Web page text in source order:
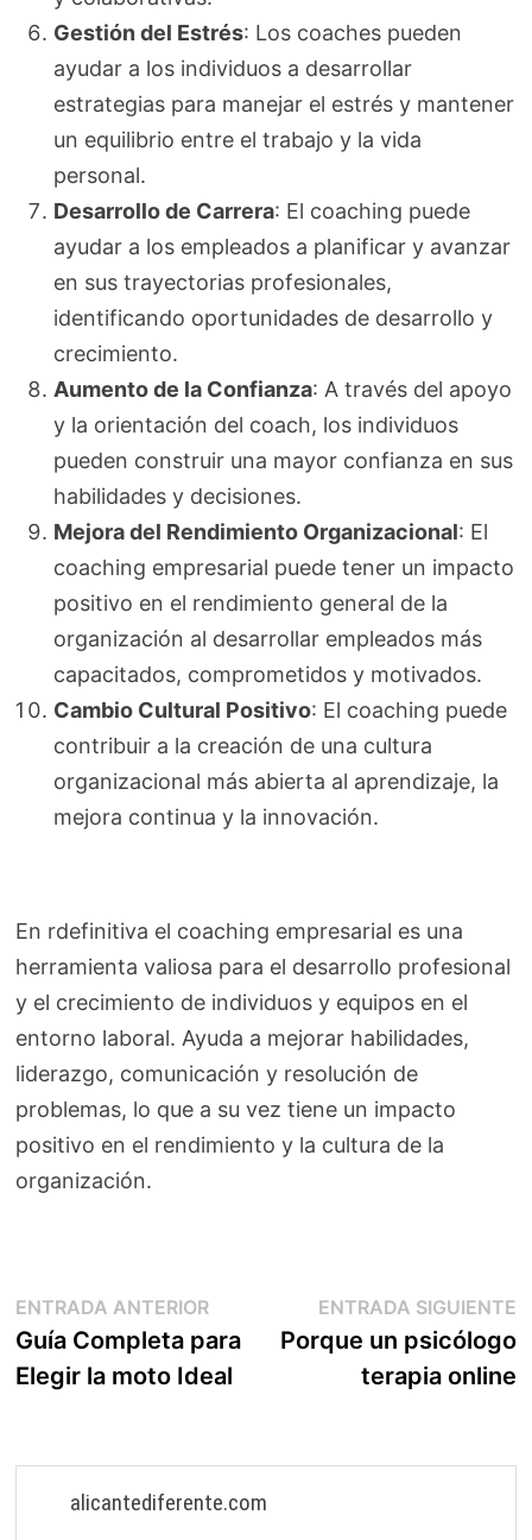
Gestión del Estrés: Los coaches pueden
ayudar a los individuos a desarrollar
estrategias para manejar el estrés y mantener
un equilibrio entre el trabajo y la vida
personal.
Desarrollo de Carrera: El coaching puede
ayudar a los empleados a planificar y avanzar
en sus trayectorias profesionales,
identificando oportunidades de desarrollo y
crecimiento.
Aumento de la Confianza: A través del apoyo
y la orientación del coach, los individuos
pueden construir una mayor confianza en sus
habilidades y decisiones.
Mejora del Rendimiento Organizacional: El
coaching empresarial puede tener un impacto
positivo en el rendimiento general de la
organización al desarrollar empleados más
capacitados, comprometidos y motivados.
Cambio Cultural Positivo: El coaching puede
contribuir a la creación de una cultura
organizacional más abierta al aprendizaje, la
mejora continua y la innovación.
En rdefinitiva el coaching empresarial es una
herramienta valiosa para el desarrollo profesional
y el crecimiento de individuos y equipos en el
entorno laboral. Ayuda a mejorar habilidades,
liderazgo, comunicación y resolución de
problemas, lo que a su vez tiene un impacto
positivo en el rendimiento y la cultura de la
organización.
Navegación
de
entradas
ENTRADA ANTERIOREntrada
anterior:
Guía Completa para
Elegir la moto Ideal
ENTRADA SIGUIENTE
Porque un psicólogo
terapia online
alicantediferente.com